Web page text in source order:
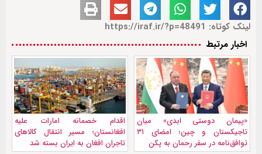
لینک کوتاه: https://iraf.ir/?p=48491
اخبار مرتبط
«پیمان دوستی ابدی» میان
تاجیکستان و چین؛ امضای ۳۱
توافق‌نامه در سفر رحمان به پکن
اقدام خصمانه امارات علیه
افغانستان؛ مسیر انتقال کالاهای
تاجران افغان به ایران بسته شد